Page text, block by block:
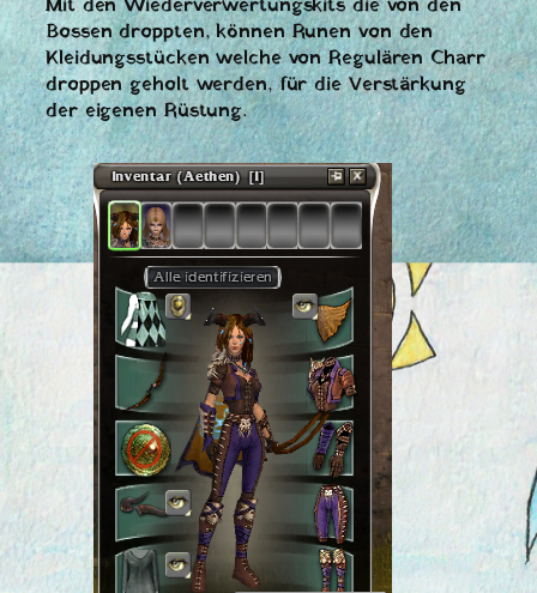
Mit den Wiederverwertungskits die von den
Bossen droppten, können Runen von den
Kleidungsstücken welche von Regulären Charr
droppen geholt werden, für die Verstärkung
der eigenen Rüstung.